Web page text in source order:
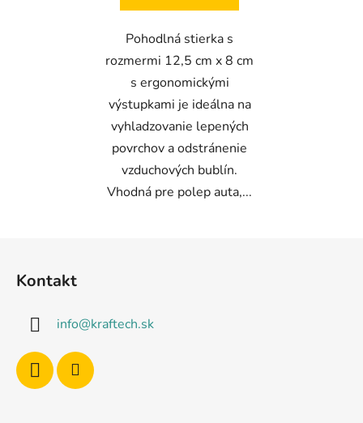
Pohodlná stierka s
rozmermi 12,5 cm x 8 cm
s ergonomickými
výstupkami je ideálna na
vyhladzovanie lepených
povrchov a odstránenie
vzduchových bublín.
Vhodná pre polep auta,...
Kontakt
info@kraftech.sk